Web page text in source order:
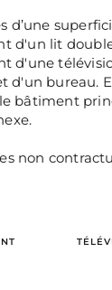
d’une
d'un lit double
d'une
d'un bureau.
bâtiment
non